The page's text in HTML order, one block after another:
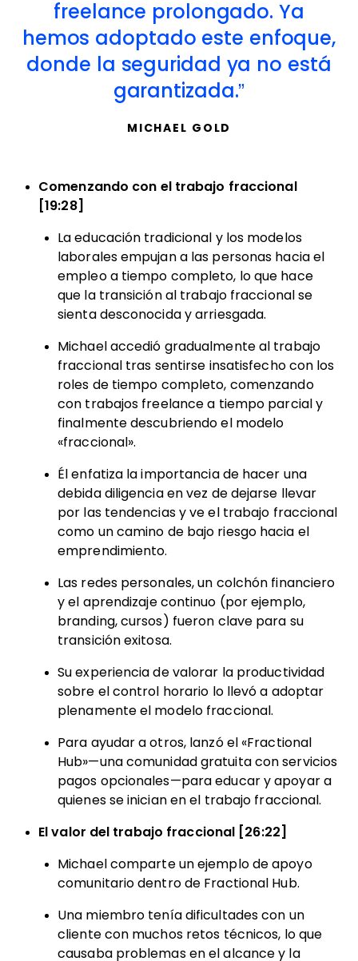
freelance prolongado. Ya
hemos adoptado este enfoque,
donde la seguridad ya no está
garantizada.
MICHAEL GOLD
Comenzando con el trabajo fraccional
[19:28]
La educación tradicional y los modelos
laborales empujan a las personas hacia el
empleo a tiempo completo, lo que hace
que la transición al trabajo fraccional se
sienta desconocida y arriesgada.
Michael accedió gradualmente al trabajo
fraccional tras sentirse insatisfecho con los
roles de tiempo completo, comenzando
con trabajos freelance a tiempo parcial y
finalmente descubriendo el modelo
«fraccional».
Él enfatiza la importancia de hacer una
debida diligencia en vez de dejarse llevar
por las tendencias y ve el trabajo fraccional
como un camino de bajo riesgo hacia el
emprendimiento.
Las redes personales, un colchón financiero
y el aprendizaje continuo (por ejemplo,
branding, cursos) fueron clave para su
transición exitosa.
Su experiencia de valorar la productividad
sobre el control horario lo llevó a adoptar
plenamente el modelo fraccional.
Para ayudar a otros, lanzó el «Fractional
Hub»—una comunidad gratuita con servicios
pagos opcionales—para educar y apoyar a
quienes se inician en el trabajo fraccional.
El valor del trabajo fraccional [26:22]
Michael comparte un ejemplo de apoyo
comunitario dentro de Fractional Hub.
Una miembro tenía dificultades con un
cliente con muchos retos técnicos, lo que
causaba problemas en el alcance y la